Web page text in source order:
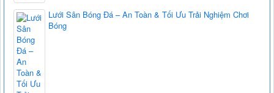
Lưới Sân Bóng Đá – An Toàn & Tối Ưu Trải Nghiệm Chơi
Bóng